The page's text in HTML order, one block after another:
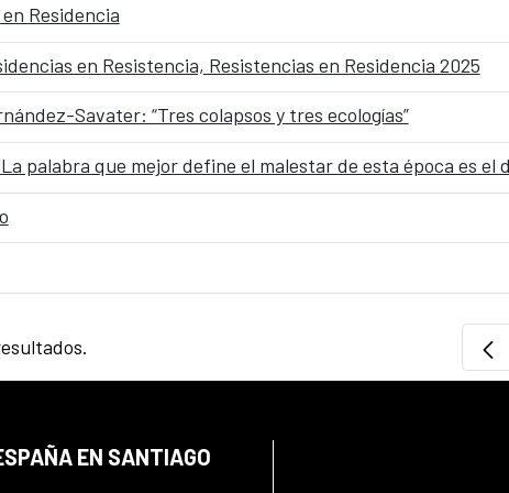
Residencia
en Resistencia, Resistencias en Residencia 2025
Savater: “Tres colapsos y tres ecologías”
palabra que mejor define el malestar de esta época es el
EN SANTIAGO